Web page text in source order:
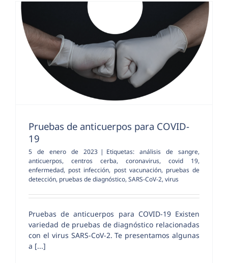
Pruebas de anticuerpos para COVID-
19
5 de enero de 2023 | Etiquetas: análisis de sangre,
anticuerpos, centros cerba, coronavirus, covid 19,
enfermedad, post infección, post vacunación, pruebas de
detección, pruebas de diagnóstico, SARS-CoV-2, virus
Pruebas de anticuerpos para COVID-19 Existen
variedad de pruebas de diagnóstico relacionadas
con el virus SARS-CoV-2. Te presentamos algunas
a [...]